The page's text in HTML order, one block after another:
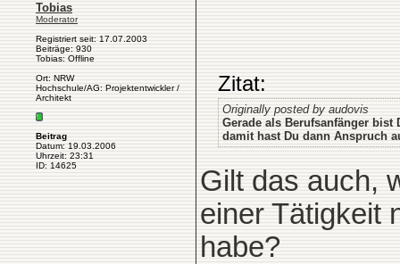
Tobias
Moderator
Registriert seit: 17.07.2003
Beiträge: 930
Tobias: Offline
Ort: NRW
Hochschule/AG: Projektentwickler /
Architekt
Beitrag
Datum: 19.03.2006
Uhrzeit: 23:31
ID: 14625
Zitat:
Originally posted by audovis
Gerade als Berufsanfänger bist
damit hast Du dann Anspruch
Gilt das auch,
einer Tätigkeit
habe?